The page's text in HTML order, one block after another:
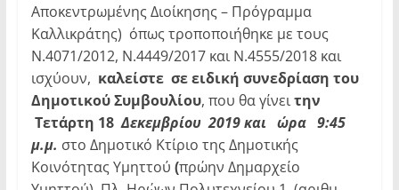
Αποκεντρωμένης Διοίκησης – Πρόγραμμα
Καλλικράτης) όπως τροποποιήθηκε με τους
Ν.4071/2012, Ν.4449/2017 και Ν.4555/2018 και
ισχύουν, καλείστε σε ειδική συνεδρίαση του
Δημοτικού Συμβουλίου, που θα γίνειτην
Τετάρτη 18Δεκεμβρίου 2019 και ώρα 9:45
μ.μ. στο Δημοτικό Κτίριο της Δημοτικής
Κοινότητας Υμηττού (πρώην Δημαρχείο